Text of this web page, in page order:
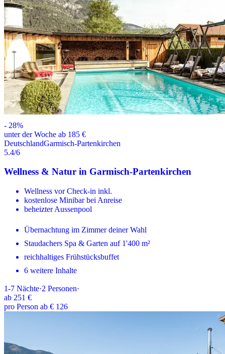
- 28%
unter der Woche ab 185 €
DeutschlandGarmisch-Partenkirchen
5.4/6
Wellness & Natur in Garmisch-Partenkirchen
Wellness vor Check-in inkl.
kostenlose Minibar bei Anreise
beheizter Aussenpool
Übernachtung im Zimmer deiner Wahl
Staudachers Spa & Garten auf 1'400 m²
reichhaltiges Frühstücksbuffet
6 weitere Inhalte
1-7 Nächte·2 Personen·
ab 251 €
pro Person ab € 126